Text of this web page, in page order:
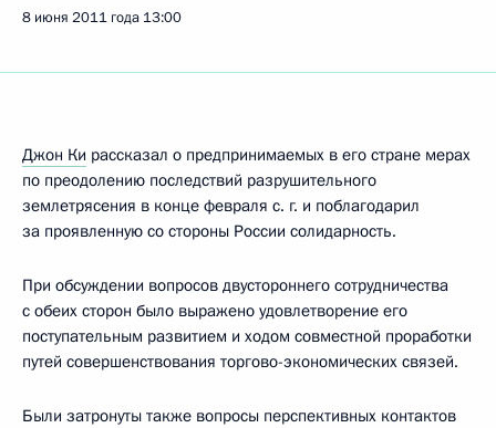
8 июня 2011 года 13:00
Джон Ки рассказал о предпринимаемых в его стране мерах
по преодолению последствий разрушительного
землетрясения в конце февраля с. г. и поблагодарил
за проявленную со стороны России солидарность.
При обсуждении вопросов двустороннего сотрудничества
с обеих сторон было выражено удовлетворение его
поступательным развитием и ходом совместной проработки
путей совершенствования торгово-экономических связей.
Были затронуты также вопросы перспективных контактов